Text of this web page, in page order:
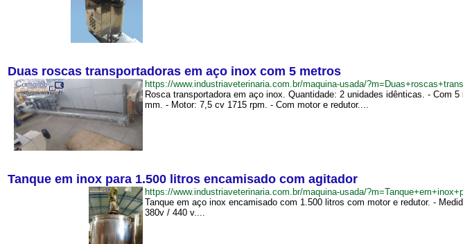
Duas roscas transportadoras em aço inox com 5 metros
https://www.industriaveterinaria.com.br/maquina-usada/
Rosca transportadora em aço inox. Quantidade: 2 unidades idênticas. - Com
mm. - Motor: 7,5 cv 1715 rpm. - Com motor e redutor....
Tanque em inox para 1.500 litros encamisado com agitador
https://www.industriaveterinaria.com.br/maquina-usada/
Tanque em aço inox encamisado com 1.500 litros com motor e redutor. -
380v / 440 v....